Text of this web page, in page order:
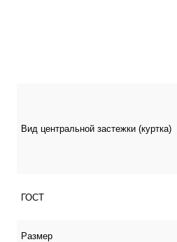
Вид центральной застежки (куртка)
ГОСТ
Размер